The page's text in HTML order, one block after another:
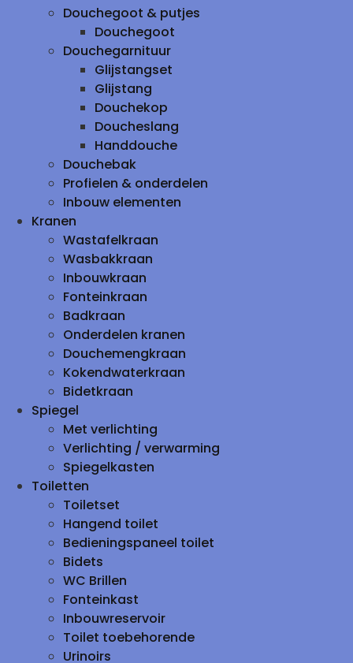
Douchegoot & putjes
Douchegoot
Douchegarnituur
Glijstangset
Glijstang
Douchekop
Doucheslang
Handdouche
Douchebak
Profielen & onderdelen
Inbouw elementen
Kranen
Wastafelkraan
Wasbakkraan
Inbouwkraan
Fonteinkraan
Badkraan
Onderdelen kranen
Douchemengkraan
Kokendwaterkraan
Bidetkraan
Spiegel
Met verlichting
Verlichting / verwarming
Spiegelkasten
Toiletten
Toiletset
Hangend toilet
Bedieningspaneel toilet
Bidets
WC Brillen
Fonteinkast
Inbouwreservoir
Toilet toebehorende
Urinoirs